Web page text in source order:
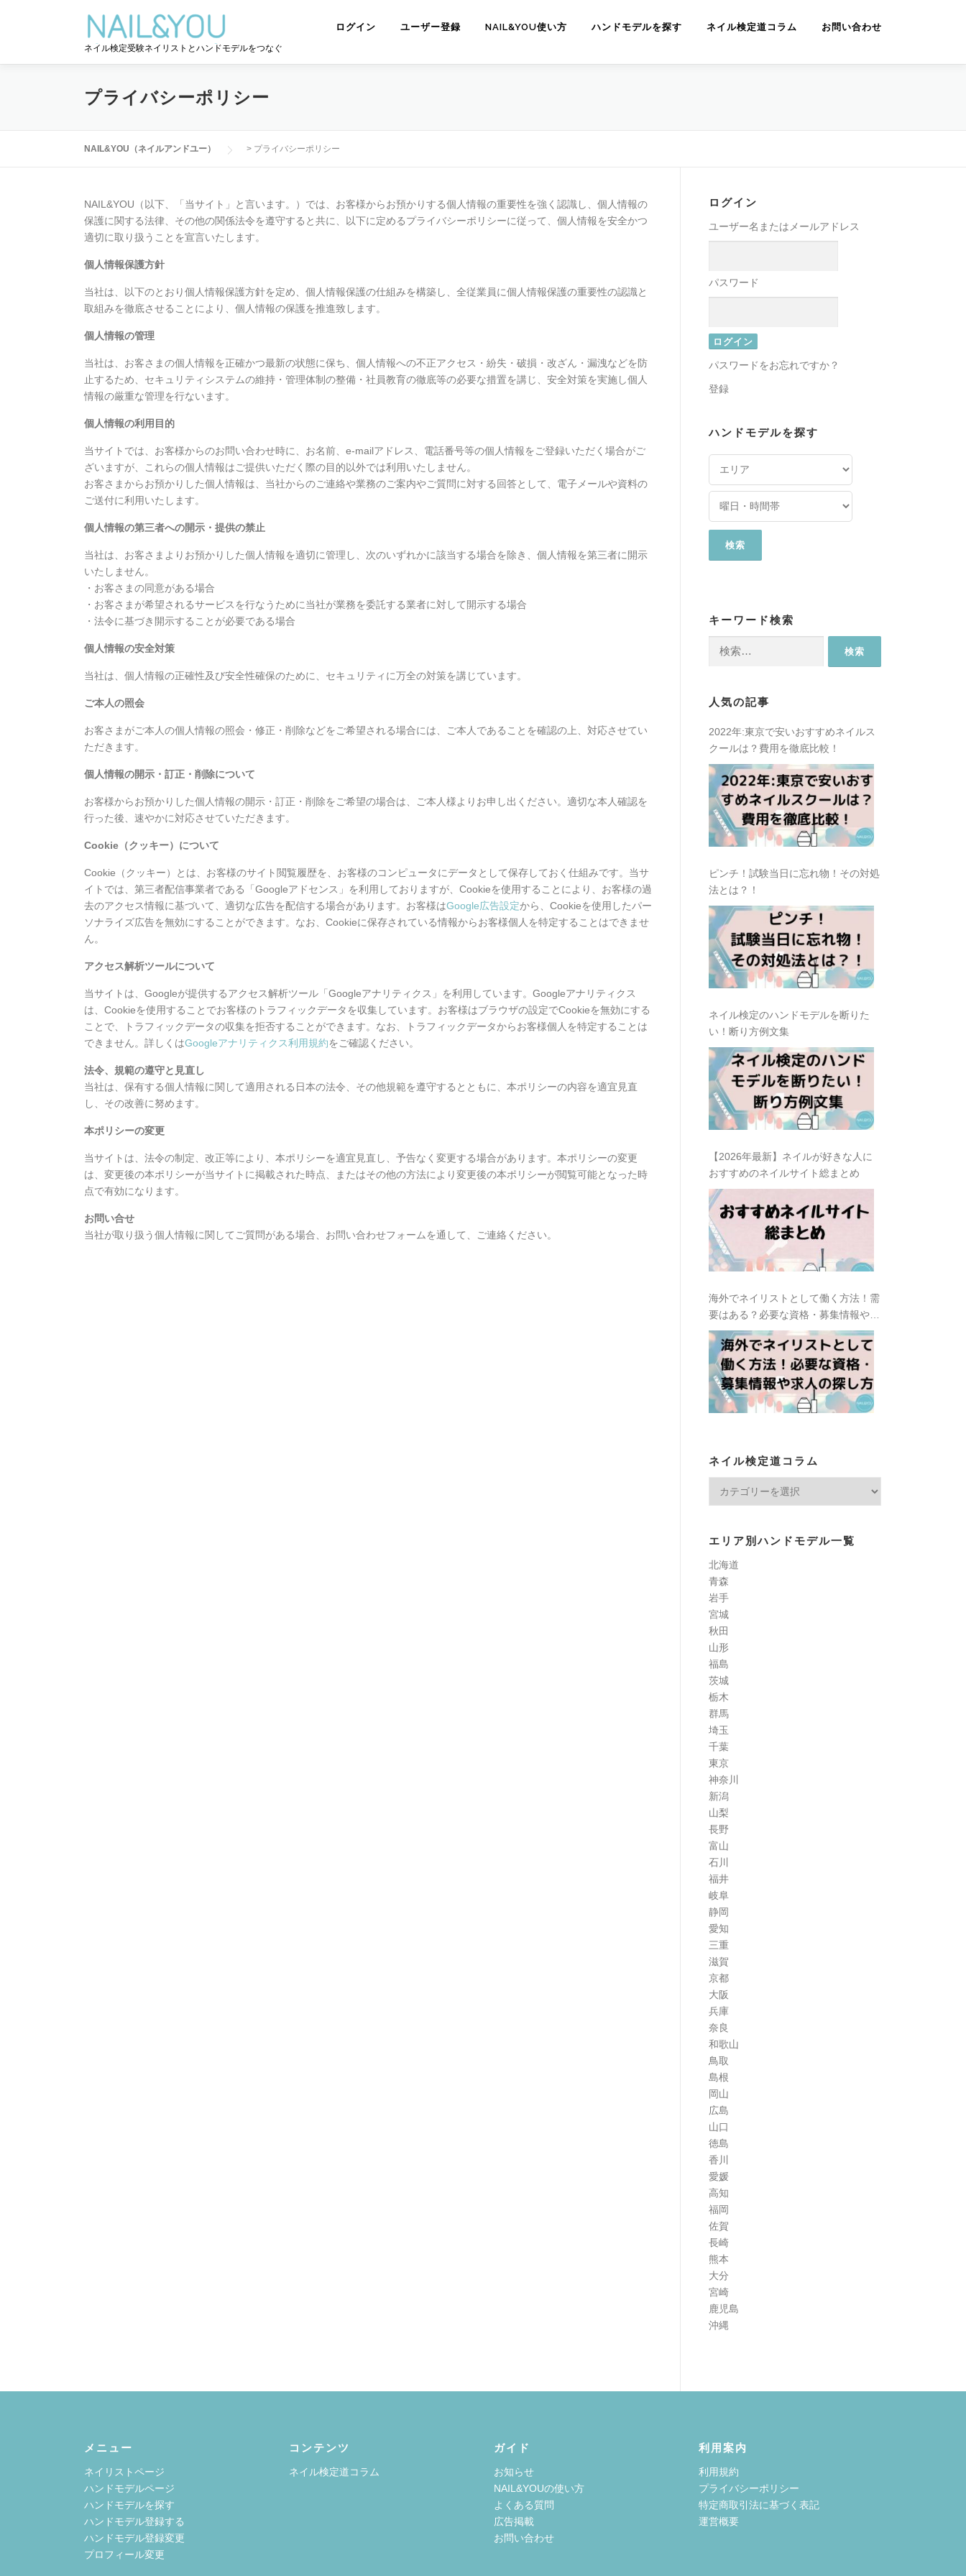
ネイル検定受験ネイリストとハンドモデルをつなぐ
ログイン ユーザー登録 NAIL&YOU使い方 ハンドモデルを探す ネイル検定道コラム お問い合わせ
プライバシーポリシー
NAIL&YOU（ネイルアンドユー） > プライバシーポリシー
NAIL&YOU（以下、「当サイト」と言います。）では、お客様からお預かりする個人情報の重要性を強く認識し、個人情報の
保護に関する法律、その他の関係法令を遵守すると共に、以下に定めるプライバシーポリシーに従って、個人情報を安全かつ
適切に取り扱うことを宣言いたします。
個人情報保護方針
当社は、以下のとおり個人情報保護方針を定め、個人情報保護の仕組みを構築し、全従業員に個人情報保護の重要性の認識と
取組みを徹底させることにより、個人情報の保護を推進致します。
個人情報の管理
当社は、お客さまの個人情報を正確かつ最新の状態に保ち、個人情報への不正アクセス・紛失・破損・改ざん・漏洩などを防
止するため、セキュリティシステムの維持・管理体制の整備・社員教育の徹底等の必要な措置を講じ、安全対策を実施し個人
情報の厳重な管理を行ないます。
個人情報の利用目的
当サイトでは、お客様からのお問い合わせ時に、お名前、e-mailアドレス、電話番号等の個人情報をご登録いただく場合がご
ざいますが、これらの個人情報はご提供いただく際の目的以外では利用いたしません。
お客さまからお預かりした個人情報は、当社からのご連絡や業務のご案内やご質問に対する回答として、電子メールや資料の
ご送付に利用いたします。
個人情報の第三者への開示・提供の禁止
当社は、お客さまよりお預かりした個人情報を適切に管理し、次のいずれかに該当する場合を除き、個人情報を第三者に開示
いたしません。
・お客さまの同意がある場合
・お客さまが希望されるサービスを行なうために当社が業務を委託する業者に対して開示する場合
・法令に基づき開示することが必要である場合
個人情報の安全対策
当社は、個人情報の正確性及び安全性確保のために、セキュリティに万全の対策を講じています。
ご本人の照会
お客さまがご本人の個人情報の照会・修正・削除などをご希望される場合には、ご本人であることを確認の上、対応させてい
ただきます。
個人情報の開示・訂正・削除について
お客様からお預かりした個人情報の開示・訂正・削除をご希望の場合は、ご本人様よりお申し出ください。適切な本人確認を
行った後、速やかに対応させていただきます。
Cookie（クッキー）について
Cookie（クッキー）とは、お客様のサイト閲覧履歴を、お客様のコンピュータにデータとして保存しておく仕組みです。当サ
イトでは、第三者配信事業者である「Googleアドセンス」を利用しておりますが、Cookieを使用することにより、お客様の過
去のアクセス情報に基づいて、適切な広告を配信する場合があります。お客様はGoogle広告設定から、Cookieを使用したパー
ソナライズ広告を無効にすることができます。なお、Cookieに保存されている情報からお客様個人を特定することはできませ
ん。
アクセス解析ツールについて
当サイトは、Googleが提供するアクセス解析ツール「Googleアナリティクス」を利用しています。Googleアナリティクス
は、Cookieを使用することでお客様のトラフィックデータを収集しています。お客様はブラウザの設定でCookieを無効にする
ことで、トラフィックデータの収集を拒否することができます。なお、トラフィックデータからお客様個人を特定することは
できません。詳しくはGoogleアナリティクス利用規約をご確認ください。
法令、規範の遵守と見直し
当社は、保有する個人情報に関して適用される日本の法令、その他規範を遵守するとともに、本ポリシーの内容を適宜見直
し、その改善に努めます。
本ポリシーの変更
当サイトは、法令の制定、改正等により、本ポリシーを適宜見直し、予告なく変更する場合があります。本ポリシーの変更
は、変更後の本ポリシーが当サイトに掲載された時点、またはその他の方法により変更後の本ポリシーが閲覧可能となった時
点で有効になります。
お問い合せ
当社が取り扱う個人情報に関してご質問がある場合、お問い合わせフォームを通して、ご連絡ください。
ログイン
ユーザー名またはメールアドレス
パスワード
パスワードをお忘れですか？
登録
ハンドモデルを探す
キーワード検索
人気の記事
2022年:東京で安いおすすめネイルス
クールは？費用を徹底比較！
ピンチ！試験当日に忘れ物！その対処
法とは？！
ネイル検定のハンドモデルを断りた
い！断り方例文集
【2026年最新】ネイルが好きな人に
おすすめのネイルサイト総まとめ
海外でネイリストとして働く方法！需
要はある？必要な資格・募集情報や求
人の探し方
ネイル検定道コラム
道
コ
ラ
ム
エリア別ハンドモデル一覧
北海道
青森
岩手
宮城
秋田
山形
福島
茨城
栃木
群馬
埼玉
千葉
東京
神奈川
新潟
山梨
長野
富山
石川
福井
岐阜
静岡
愛知
三重
滋賀
京都
大阪
兵庫
奈良
和歌山
鳥取
島根
岡山
広島
山口
徳島
香川
愛媛
高知
福岡
佐賀
長崎
熊本
大分
宮崎
鹿児島
沖縄
メニュー
ネイリストページ
ハンドモデルページ
ハンドモデルを探す
ハンドモデル登録する
ハンドモデル登録変更
プロフィール変更
コンテンツ
ネイル検定道コラム
ガイド
お知らせ
NAIL&YOUの使い方
よくある質問
広告掲載
お問い合わせ
利用案内
利用規約
プライバシーポリシー
特定商取引法に基づく表記
運営概要